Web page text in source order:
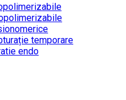
temporare
endo